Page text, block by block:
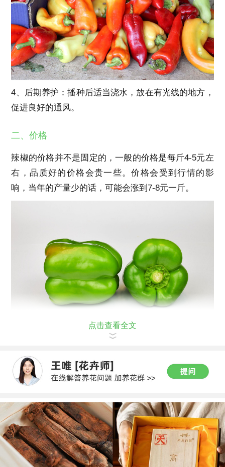
4、后期养护：播种后适当浇水，放在有光线的地方，
促进良好的通风。
二、价格
辣椒的价格并不是固定的，一般的价格是每斤4-5元左
右，品质好的价格会贵一些。价格会受到行情的影
响，当年的产量少的话，可能会涨到7-8元一斤。
点击查看全文